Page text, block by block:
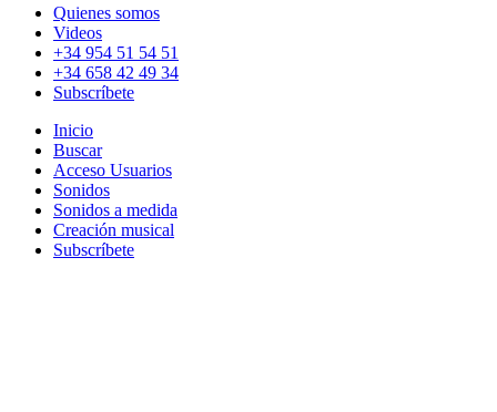
Quienes somos
Videos
+34 954 51 54 51
+34 658 42 49 34
Subscríbete
Inicio
Buscar
Acceso Usuarios
Sonidos
Sonidos a medida
Creación musical
Subscríbete